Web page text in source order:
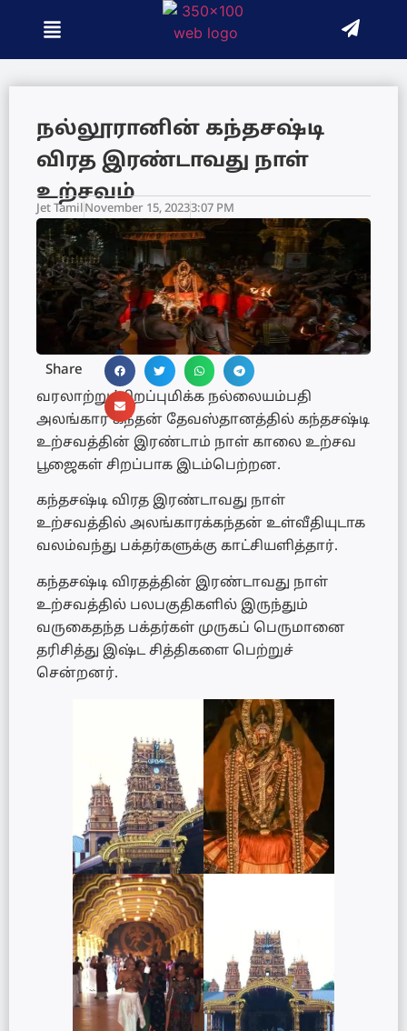
நல்லூரானின் கந்தசஷ்டி
விரத இரண்டாவது நாள்
உற்சவம்
Jet TamilNovember 15, 20233:07 PM
Share
வரலாற்றுச்சிறப்புமிக்க நல்லையம்பதி
அலங்கார கந்தன் தேவஸ்தானத்தில் கந்தசஷ்டி
உற்சவத்தின் இரண்டாம் நாள் காலை உற்சவ
பூஜைகள் சிறப்பாக இடம்பெற்றன.
கந்தசஷ்டி விரத இரண்டாவது நாள்
உற்சவத்தில் அலங்காரக்கந்தன் உள்வீதியுடாக
வலம்வந்து பக்தர்களுக்கு காட்சியளித்தார்.
கந்தசஷ்டி விரதத்தின் இரண்டாவது நாள்
உற்சவத்தில் பலபகுதிகளில் இருந்தும்
வருகைதந்த பக்தர்கள் முருகப் பெருமானை
தரிசித்து இஷ்ட சித்திகளை பெற்றுச்
சென்றனர்.